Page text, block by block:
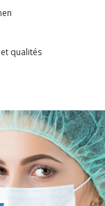
qualités